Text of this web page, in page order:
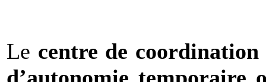
Le centre de coordination